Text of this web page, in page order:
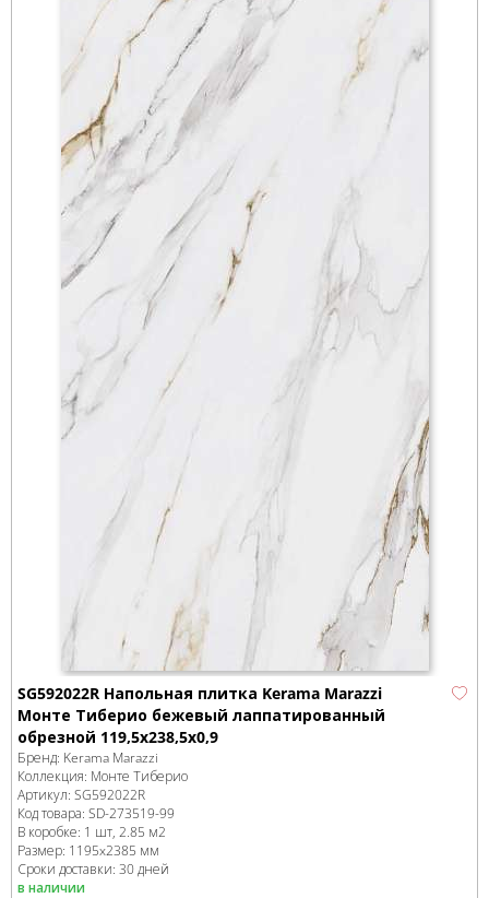
SG592022R Напольная плитка Kerama Marazzi
Монте Тиберио бежевый лаппатированный
обрезной 119,5x238,5x0,9
Бренд: Kerama Marazzi
Коллекция: Монте Тиберио
Артикул: SG592022R
Код товара: SD-273519-99
В коробке: 1 шт, 2.85 м2
Размер: 1195x2385 мм
Сроки доставки: 30 дней
в наличии